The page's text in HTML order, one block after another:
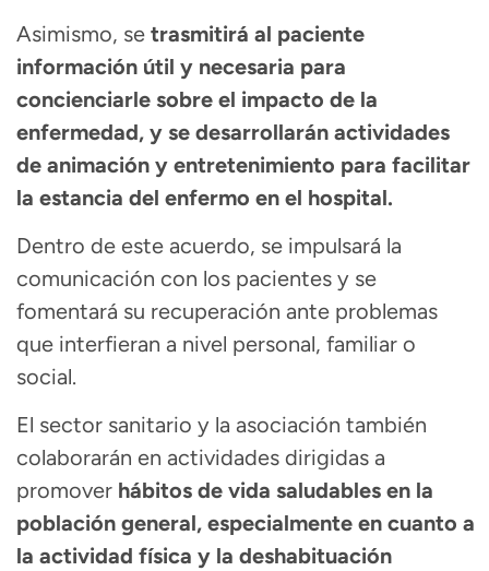
Asimismo, se trasmitirá al paciente
información útil y necesaria para
concienciarle sobre el impacto de la
enfermedad, y se desarrollarán actividades
de animación y entretenimiento para facilitar
la estancia del enfermo en el hospital.
Dentro de este acuerdo, se impulsará la
comunicación con los pacientes y se
fomentará su recuperación ante problemas
que interfieran a nivel personal, familiar o
social.
El sector sanitario y la asociación también
colaborarán en actividades dirigidas a
promover hábitos de vida saludables en la
población general, especialmente en cuanto a
la actividad física y la deshabituación